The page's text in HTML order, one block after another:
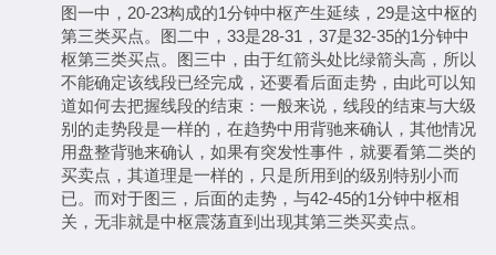
图一中，20-23构成的1分钟中枢产生延续，29是这中枢的
第三类买点。图二中，33是28-31，37是32-35的1分钟中
枢第三类买点。图三中，由于红箭头处比绿箭头高，所以
不能确定该线段已经完成，还要看后面走势，由此可以知
道如何去把握线段的结束：一般来说，线段的结束与大级
别的走势段是一样的，在趋势中用背驰来确认，其他情况
用盘整背驰来确认，如果有突发性事件，就要看第二类的
买卖点，其道理是一样的，只是所用到的级别特别小而
已。而对于图三，后面的走势，与42-45的1分钟中枢相
关，无非就是中枢震荡直到出现其第三类买卖点。